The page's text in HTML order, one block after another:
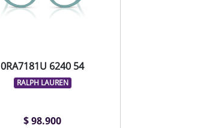
0RA7181U 6240 54
RALPH LAUREN
$ 98.900